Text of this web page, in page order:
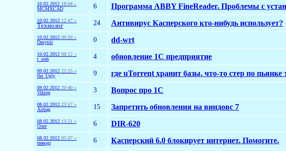
10.02.2012 18:04 »
MCMXCAD
6 Программа ABBY FineReader. Проблемы с
10.02.2012 12:47 »
Технолог 24 Антивирус Касперского кто-нибудь использует?
10.02.2012 09:50 »
Dmytrii
0 dd-wrt
10.02.2012 08:12 »
t_steb
4 обновление 1С предприятие
09.02.2012 22:25 »
the_Ugly
9 где uTorrent хранит базы. что-то стер по
09.02.2012 20:40 »
Viking
3 Вопрос про 1С
08.02.2012 23:57 »
Airbag
15 Запретить обновления на виндовс 7
08.02.2012 13:51 »
Олег
6 DIR-620
08.02.2012 05:07 »
пивоgr
6 Касперский 6.0 блокирует интернет. Помогите.